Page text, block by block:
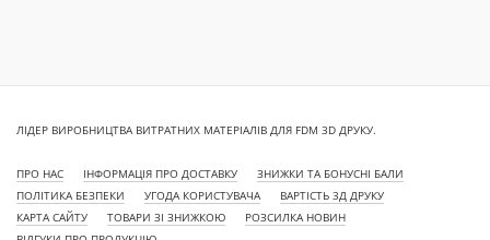
ЛІДЕР ВИРОБНИЦТВА ВИТРАТНИХ МАТЕРІАЛІВ ДЛЯ FDM 3D ДРУКУ.
ПРО НАС ІНФОРМАЦІЯ ПРО ДОСТАВКУ
ЗНИЖКИ ТА БОНУСНІ БАЛИ
ПОЛІТИКА БЕЗПЕКИ
УГОДА КОРИСТУВАЧА
ВАРТІСТЬ 3Д ДРУКУ
КАРТА САЙТУ
ТОВАРИ ЗІ ЗНИЖКОЮ
РОЗСИЛКА НОВИН